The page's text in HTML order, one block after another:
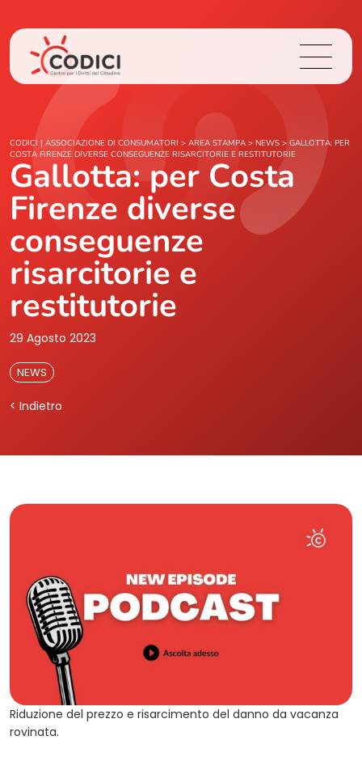
Chi Siamo
Cosa Facciamo
Area Stampa
Contatti
Login
CODICI | ASSOCIAZIONE DI CONSUMATORI > AREA STAMPA > NEWS > GALLOTTA: PER
COSTA FIRENZE DIVERSE CONSEGUENZE RISARCITORIE E RESTITUTORIE
Gallotta: per Costa
Firenze diverse
conseguenze
risarcitorie e
restitutorie
29 Agosto 2023
NEWS
< Indietro
Riduzione del prezzo e risarcimento del danno da vacanza
rovinata.